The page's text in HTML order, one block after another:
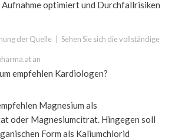
Aufnahme optimiert und Durchfallrisiken
der Quelle Sehen Sie sich die vollständige
an
empfehlen Kardiologen?
Magnesium als
oder Magnesiumcitrat. Hingegen soll
Form als Kaliumchlorid